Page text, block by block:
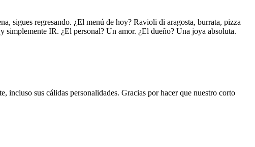
sigues regresando. ¿El menú de hoy? Ravioli di aragosta, burrata, pizza
simplemente IR. ¿El personal? Un amor. ¿El dueño? Una joya absoluta.
incluso sus cálidas personalidades. Gracias por hacer que nuestro corto